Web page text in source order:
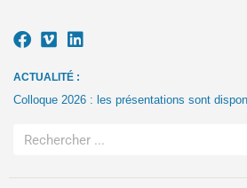
ACTUALITÉ :
Colloque 2026 : les présentations sont